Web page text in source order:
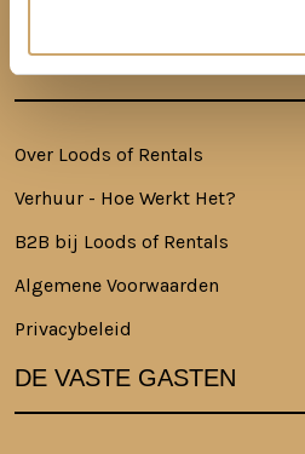
Over Loods of Rentals
Verhuur - Hoe Werkt Het?
B2B bij Loods of Rentals
Algemene Voorwaarden
Privacybeleid
DE VASTE GASTEN